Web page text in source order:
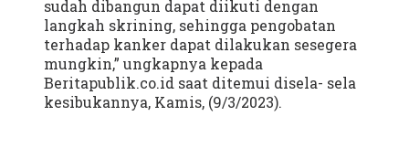
sudah dibangun dapat diikuti dengan
langkah skrining, sehingga pengobatan
terhadap kanker dapat dilakukan sesegera
mungkin,” ungkapnya kepada
Beritapublik.co.id saat ditemui disela- sela
kesibukannya, Kamis, (9/3/2023).